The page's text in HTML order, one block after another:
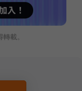
載。